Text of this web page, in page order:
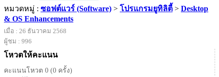
หมวดหมู่ : ซอฟต์แวร์ (Software) > โปรแกรมยูทิลิตี้ > Desktop
& OS Enhancements
เมื่อ : 26 ธันวาคม 2568
ผู้ชม : 996
โหวตให้คะแนน
คะแนนโหวต 0 (0 ครั้ง)